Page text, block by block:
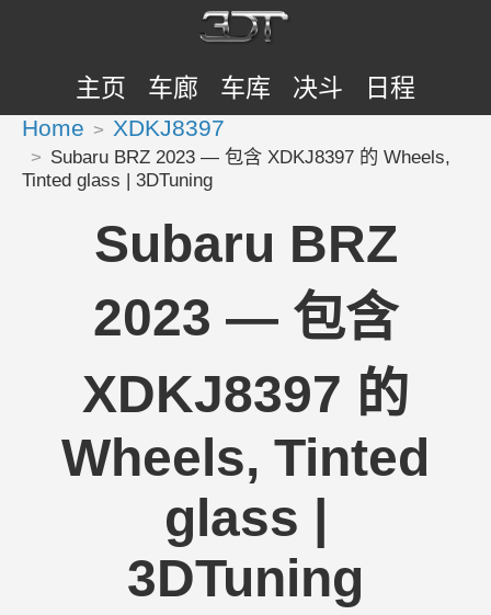
主页 车廊 车库 决斗 日程
Home XDKJ8397
Subaru BRZ 2023 — 包含 XDKJ8397 的 Wheels,
Tinted glass | 3DTuning
Subaru BRZ
2023 — 包含
XDKJ8397 的
Wheels, Tinted
glass |
3DTuning